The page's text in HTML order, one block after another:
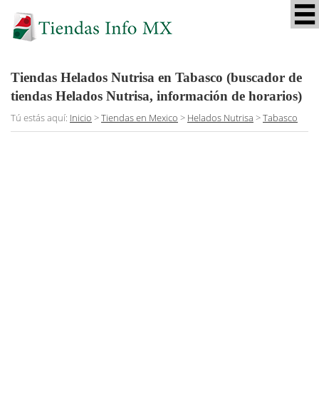
Tiendas Helados Nutrisa en Tabasco (buscador de
tiendas Helados Nutrisa, información de horarios)
Tú estás aquí: Inicio >Tiendas en Mexico > Helados Nutrisa >Tabasco